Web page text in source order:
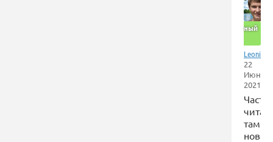
Отличный
22
Июня
2021
Часто
читаю
там